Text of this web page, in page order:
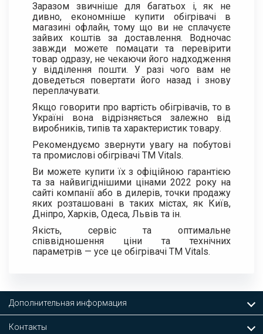
Заразом звичніше для багатьох і, як не
дивно, економніше купити обігрівачі в
магазині офлайн, тому що ви не сплачуєте
зайвих коштів за доставлення. Водночас
завжди можете помацати та перевірити
товар одразу, не чекаючи його надходження
у відділення пошти. У разі чого вам не
доведеться повертати його назад і знову
переплачувати.
Якщо говорити про вартість обігрівачів, то в
Україні вона відрізняється залежно від
виробників, типів та характеристик товару.
Рекомендуємо звернути увагу на побутові
та промислові обігрівачі ТМ Vitals.
Ви можете купити їх з офіційною гарантією
та за найвигіднішими цінами 2022 року на
сайті компанії або в дилерів, точки продажу
яких розташовані в таких містах, як Київ,
Дніпро, Харків, Одеса, Львів та ін.
Якість, сервіс та оптимальне
співвідношення ціни та технічних
параметрів — усе це обігрівачі ТМ Vitals.
Дополнительная информация
Контакты